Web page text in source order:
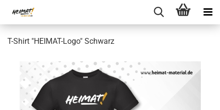
T-Shirt "HEIMAT-Logo" Schwarz